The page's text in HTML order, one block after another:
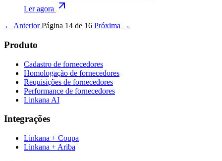
Ler agora
← AnteriorPágina 14 de 16 Próxima →
Produto
Cadastro de fornecedores
Homologação de fornecedores
Requisições de fornecedores
Performance de fornecedores
Linkana AI
Integrações
Linkana + Coupa
Linkana + Ariba